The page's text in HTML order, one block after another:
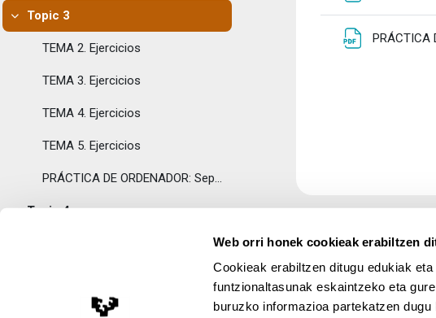
Web orri honek cookieak erabiltzen
Cookieak erabiltzen ditugu edukiak
funtzionaltasunak eskaintzeko eta
buruzko informazioa partekatzen
Tolestu
Topic 3
TEMA 2. Ejercicios
TEMA 3. Ejercicios
TEMA 4. Ejercicios
TEMA 5. Ejercicios
PRÁCTICA DE ORDENADOR: Separación del Hidrograma
Topic 4
RESULTADO DE LA AUTOEVALUACIÓN
PRÁCTICA
Lege Oharra App